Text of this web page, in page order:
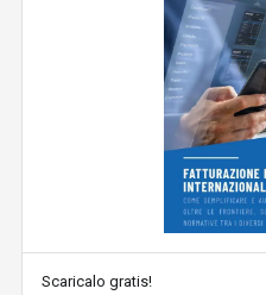
Scaricalo gratis!